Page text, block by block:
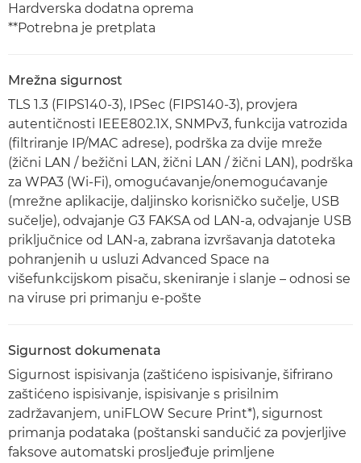
Hardverska dodatna oprema
**Potrebna je pretplata
Mrežna sigurnost
TLS 1.3 (FIPS140-3), IPSec (FIPS140-3), provjera
autentičnosti IEEE802.1X, SNMPv3, funkcija vatrozida
(filtriranje IP/MAC adrese), podrška za dvije mreže
(žični LAN / bežični LAN, žični LAN / žični LAN), podrška
za WPA3 (Wi-Fi), omogućavanje/onemogućavanje
(mrežne aplikacije, daljinsko korisničko sučelje, USB
sučelje), odvajanje G3 FAKSA od LAN-a, odvajanje USB
priključnice od LAN-a, zabrana izvršavanja datoteka
pohranjenih u usluzi Advanced Space na
višefunkcijskom pisaču, skeniranje i slanje – odnosi se
na viruse pri primanju e-pošte
Sigurnost dokumenata
Sigurnost ispisivanja (zaštićeno ispisivanje, šifrirano
zaštićeno ispisivanje, ispisivanje s prisilnim
zadržavanjem, uniFLOW Secure Print*), sigurnost
primanja podataka (poštanski sandučić za povjerljive
faksove automatski prosljeđuje primljene